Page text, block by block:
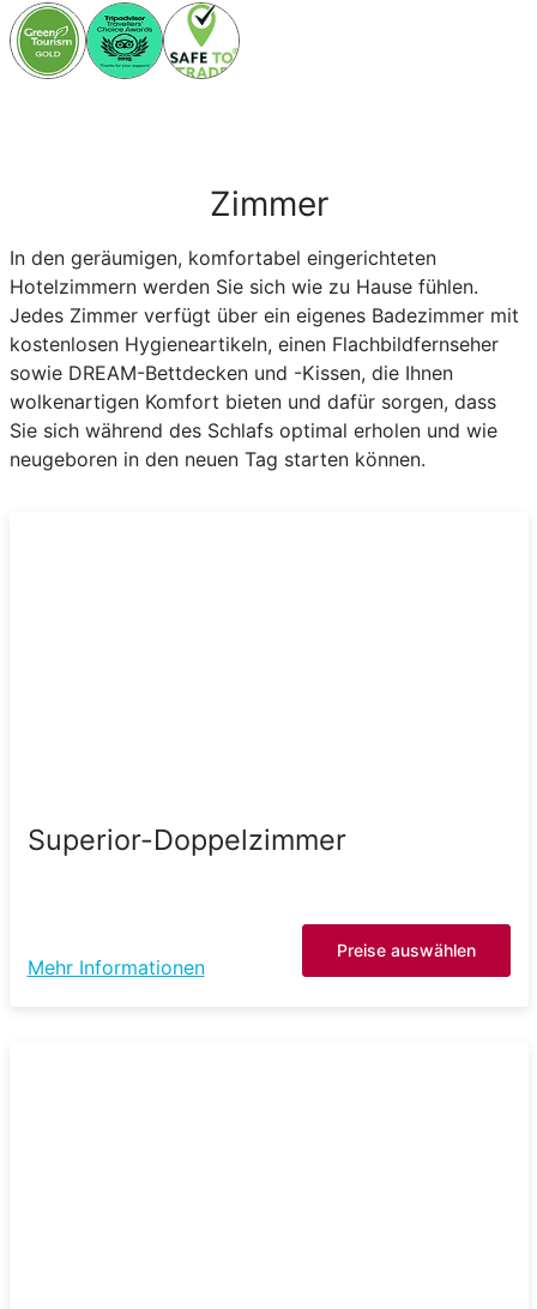
Zimmer
In den geräumigen, komfortabel eingerichteten
Hotelzimmern werden Sie sich wie zu Hause fühlen.
Jedes Zimmer verfügt über ein eigenes Badezimmer mit
kostenlosen Hygieneartikeln, einen Flachbildfernseher
sowie DREAM-Bettdecken und -Kissen, die Ihnen
wolkenartigen Komfort bieten und dafür sorgen, dass
Sie sich während des Schlafs optimal erholen und wie
neugeboren in den neuen Tag starten können.
Superior-Doppelzimmer
Mehr Informationen
Preise auswählen